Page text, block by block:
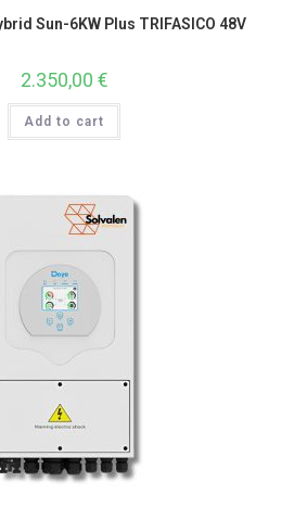
Sun-6KW Plus TRIFASICO 48V
2.350,00 €
Add to cart